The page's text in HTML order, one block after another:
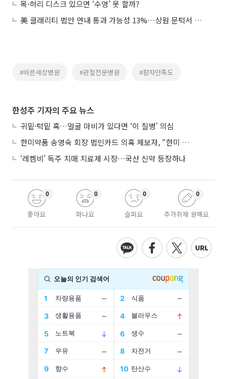
목·허리 디스크 있으면 ‘수영’ 못 할까?
美 클래리티 법안 연내 통과 가능성 13%…상원 문턱서 제동
#바른세상병원 #관절전문병원 #환자만족도
한성주 기자의 주요 뉴스
귀밑·턱밑 혹…얼굴 마비가 있다면 ‘이 질병’ 의심
한미약품 송영숙 회장 법인카드 의혹 제보자, “한미 잘 되기 바라는 마음”
‘레켐비’ 독주 치매 치료제 시장…국산 신약 등장하나
좋아요
0
화나요
0
슬퍼요
0
추가취재 원해요
0